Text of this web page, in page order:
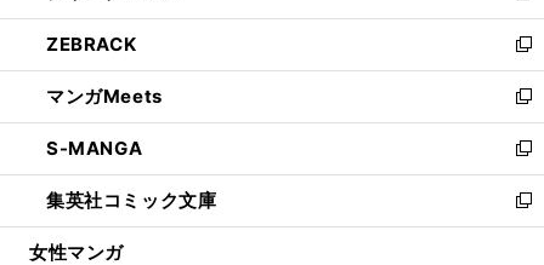
開
く
ウ
で
開
く
ン
ド
ウ
で
開
く
ウ
ィ
ン
ド
ウ
で
開
く
し
い
ウ
ィ
ン
ド
ウ
で
開
ZEBRACK
新
し
い
ウ
ィ
ン
ド
ウ
マンガMeets
新
し
い
ウ
ィ
ン
S-MANGA
新
し
い
ウ
集英社コミック文庫
新
し
女性マンガ